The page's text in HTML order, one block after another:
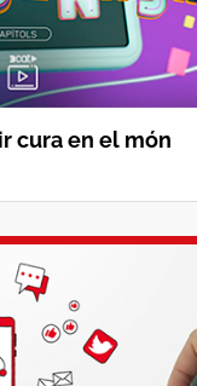
cura en el món